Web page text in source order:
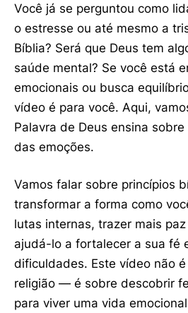
Você já se perguntou como
o estresse ou até mesmo a
Bíblia? Será que Deus tem
saúde mental? Se você está
emocionais ou busca
vídeo é para você. Aqui,
Palavra de Deus ensina
das emoções.
Vamos falar sobre princípios
transformar a forma como
lutas internas, trazer mais
ajudá-lo a fortalecer a sua fé
dificuldades. Este vídeo não
religião — é sobre descobrir
para viver uma vida